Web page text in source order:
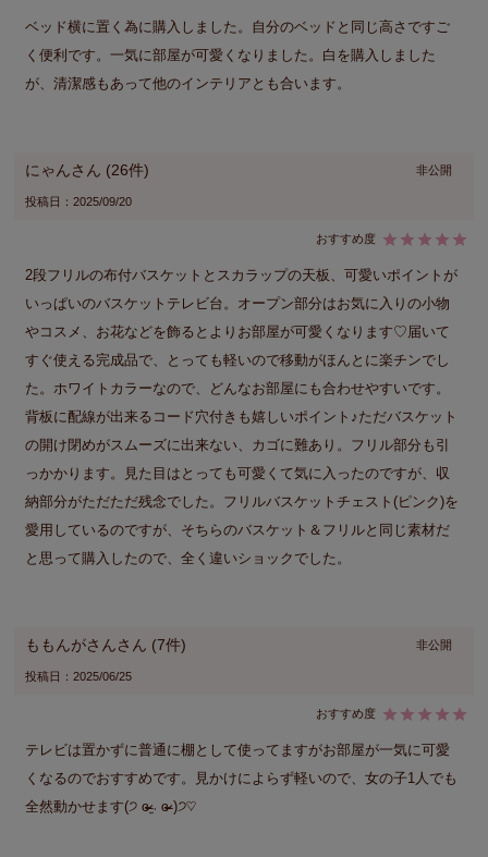
ベッド横に置く為に購入しました。自分のベッドと同じ高さですご
く便利です。一気に部屋が可愛くなりました。白を購入しました
が、清潔感もあって他のインテリアとも合います。
にゃん 26 非公開
投稿日 2025/09/20
2段フリルの布付バスケットとスカラップの天板、可愛いポイントが
いっぱいのバスケットテレビ台。オープン部分はお気に入りの小物
やコスメ、お花などを飾るとよりお部屋が可愛くなります♡届いて
すぐ使える完成品で、とっても軽いので移動がほんとに楽チンでし
た。ホワイトカラーなので、どんなお部屋にも合わせやすいです。
背板に配線が出来るコード穴付きも嬉しいポイント♪ただバスケット
の開け閉めがスムーズに出来ない、カゴに難あり。フリル部分も引
っかかります。見た目はとっても可愛くて気に入ったのですが、収
納部分がただただ残念でした。フリルバスケットチェスト(ピンク)を
愛用しているのですが、そちらのバスケット＆フリルと同じ素材だ
と思って購入したので、全く違いショックでした。
ももんがさん 7 非公開
投稿日 2025/06/25
テレビは置かずに普通に棚として使ってますがお部屋が一気に可愛
くなるのでおすすめです。見かけによらず軽いので、女の子1人でも
全然動かせます(੭ ɞ̴̶̷ ܁̫ ɞ̴̶̷ )੭♡